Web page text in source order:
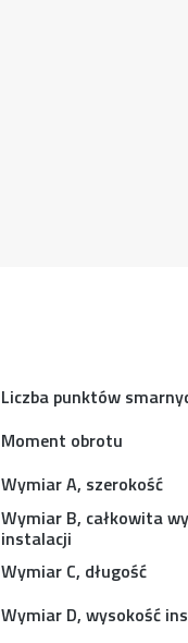
Liczba punktów
Moment obrotu
Wymiar A, szerokość
Wymiar B, całkowita
instalacji
Wymiar C, długość
Wymiar D, wysokość